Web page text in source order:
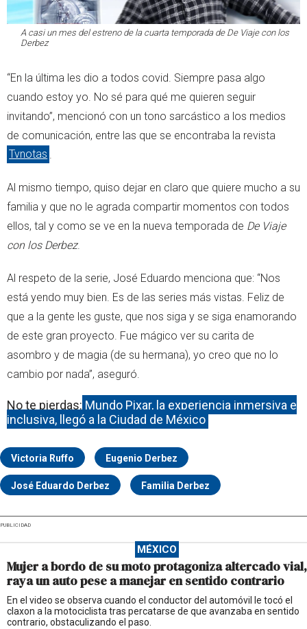
A casi un mes del estreno de la cuarta temporada de De Viaje con los
Derbez
“En la última les dio a todos covid. Siempre pasa algo
cuando estoy yo. No sé para qué me quieren seguir
invitando”, mencionó con un tono sarcástico a los medios
de comunicación, entre las que se encontraba la revista
Tvnotas
Al mismo tiempo, quiso dejar en claro que quiere mucho a su
familia y que no le agrada compartir momentos con todos
ellos, tal y como se ve en la nueva temporada de De Viaje
con los Derbez.
Al respeto de la serie, José Eduardo menciona que: “Nos
está yendo muy bien. Es de las series más vistas. Feliz de
que a la gente les guste, que nos siga y se siga enamorando
de este gran proyecto. Fue mágico ver su carita de
asombro y de magia (de su hermana), yo creo que no lo
cambio por nada”, aseguró.
No te pierdas: Mundo Pixar, la experiencia inmersiva e
inclusiva, llegó a la Ciudad de México
Victoria Ruffo Eugenio Derbez
José Eduardo Derbez Familia Derbez
PUBLICIDAD
MÉXICO
Mujer a bordo de su moto protagoniza altercado vial,
raya un auto pese a manejar en sentido contrario
En el video se observa cuando el conductor del automóvil le tocó el
claxon a la motociclista tras percatarse de que avanzaba en sentido
contrario, obstaculizando el paso.